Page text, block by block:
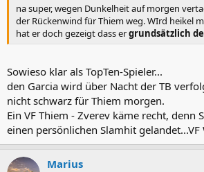
na super, wegen Dunkelheit auf morgen
der Rückenwind für Thiem weg. WIrd heikel
hat er doch gezeigt dass ergrundsätzlich
Sowieso klar als TopTen-Spieler...
den Garcia wird über Nacht der TB
nicht schwarz für Thiem morgen.
Ein VF Thiem - Zverev käme recht, denn
einen persönlichen Slamhit gelandet...VF
Marius